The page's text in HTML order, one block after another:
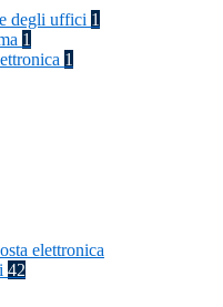
degli uffici 1
1
1
elettronica
42